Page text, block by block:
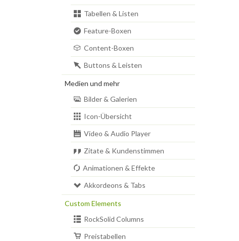
Tabellen & Listen
Feature-Boxen
Content-Boxen
Buttons & Leisten
Medien und mehr
Bilder & Galerien
Icon-Übersicht
Video & Audio Player
Zitate & Kundenstimmen
Animationen & Effekte
Akkordeons & Tabs
Custom Elements
RockSolid Columns
Preistabellen